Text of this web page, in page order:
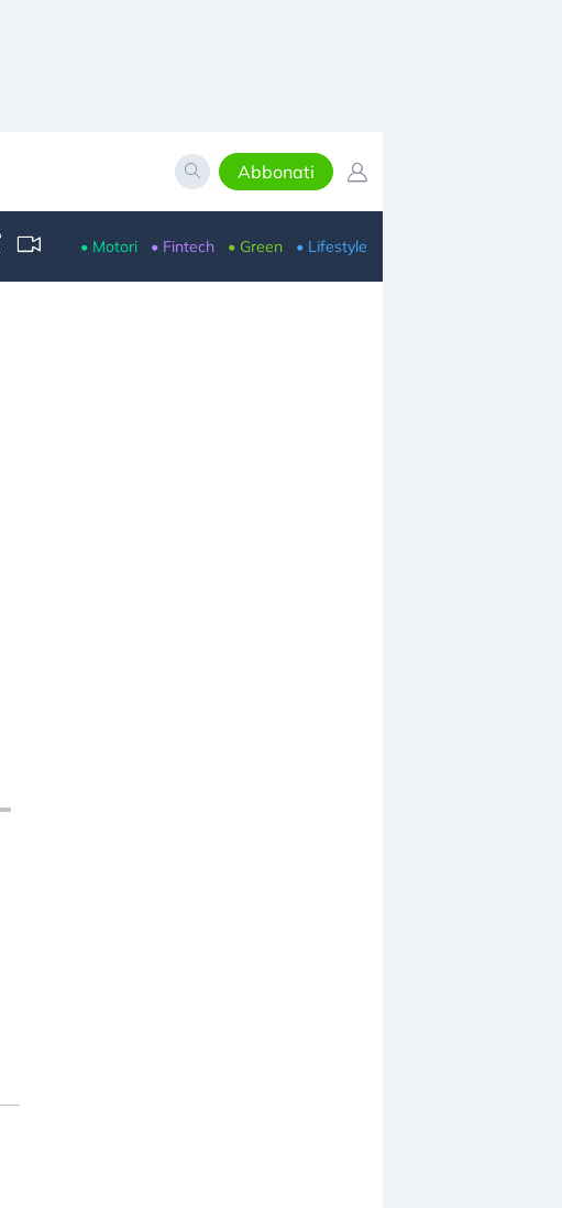
Abbonati
• Motori • Fintech • Green • Lifestyle